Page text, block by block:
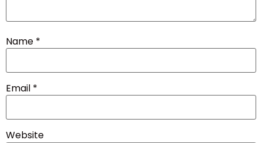
Name *
Email *
Website